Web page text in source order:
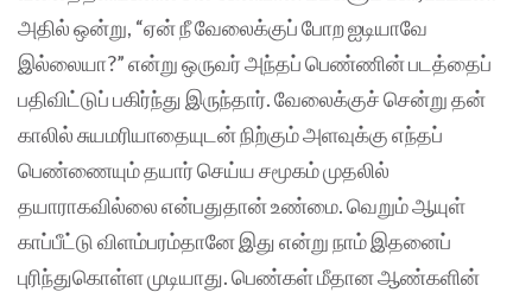
அதில் ஒன்று, “ஏன் நீ வேலைக்குப் போற ஐடியாவே
இல்லையா?” என்று ஒருவர் அந்தப் பெண்ணின் படத்தைப்
பதிவிட்டுப் பகிர்ந்து இருந்தார். வேலைக்குச் சென்று தன்
காலில் சுயமரியாதையுடன் நிற்கும் அளவுக்கு எந்தப்
பெண்ணையும் தயார் செய்ய சமூகம் முதலில்
தயாராகவில்லை என்பதுதான் உண்மை. வெறும் ஆயுள்
காப்பீட்டு விளம்பரம்தானே இது என்று நாம் இதனைப்
புரிந்துகொள்ள முடியாது. பெண்கள் மீதான ஆண்களின்